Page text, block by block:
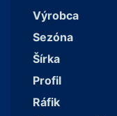
Výrobca
Sezóna
Šírka
Profil
Ráfik